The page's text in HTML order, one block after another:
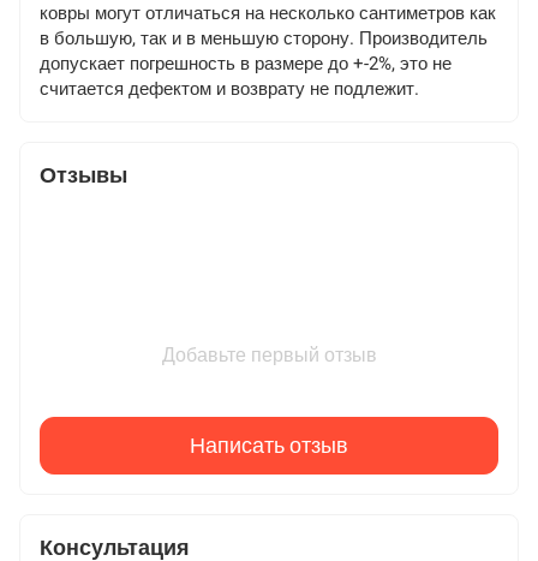
ковры могут отличаться на несколько сантиметров как
в большую, так и в меньшую сторону. Производитель
допускает погрешность в размере до +-2%, это не
считается дефектом и возврату не подлежит.
Отзывы
Добавьте первый отзыв
Написать отзыв
Консультация